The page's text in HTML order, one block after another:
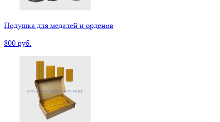
Подушка для медалей и орденов
800 руб.